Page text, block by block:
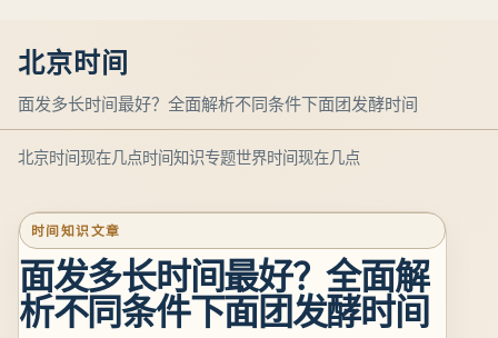
北京时间
面发多长时间最好？全面解析不同条件下面团发酵时间
北京时间现在几点时间知识专题世界时间现在几点
时间知识文章
面发多长时间最好？全面解
析不同条件下面团发酵时间